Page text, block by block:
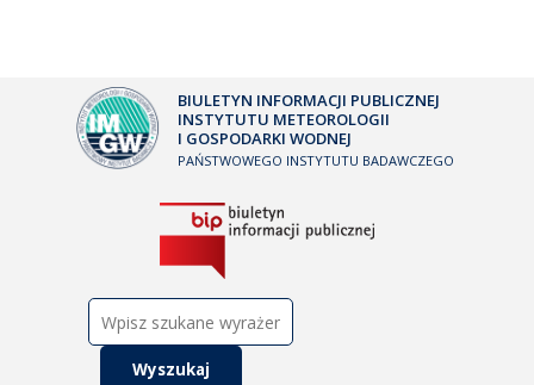
BIULETYN INFORMACJI PUBLICZNEJ
INSTYTUTU METEOROLOGII
I GOSPODARKI WODNEJ
PAŃSTWOWEGO INSTYTUTU BADAWCZEGO